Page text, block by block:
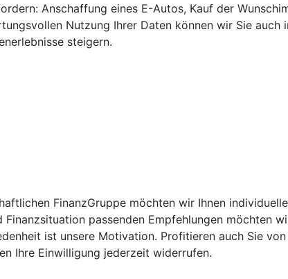
Anschaffung eines E-Autos, Kauf der
Nutzung Ihrer Daten können wir Sie auch
steigern.
FinanzGruppe möchten wir Ihnen
passenden Empfehlungen möchten
ist unsere Motivation. Profitieren auch Sie
Ihre Einwilligung jederzeit widerrufen.